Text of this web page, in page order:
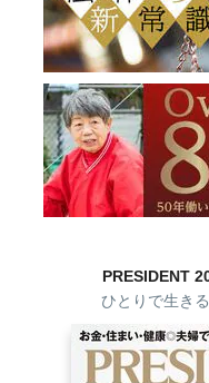
PRESIDENT
ひとりで生き